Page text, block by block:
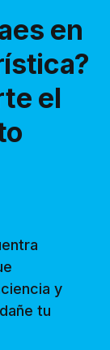
en
el
y
tu